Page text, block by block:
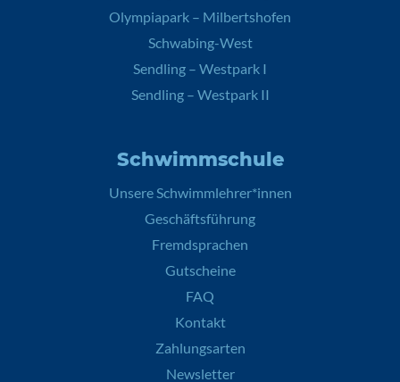
Olympiapark – Milbertshofen
Schwabing-West
Sendling – Westpark I
Sendling – Westpark II
Schwimmschule
Unsere Schwimmlehrer*innen
Geschäftsführung
Fremdsprachen
Gutscheine
FAQ
Kontakt
Zahlungsarten
Newsletter